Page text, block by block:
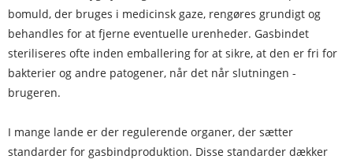
bomuld, der bruges i medicinsk gaze, rengøres grundigt og
behandles for at fjerne eventuelle urenheder. Gasbindet
steriliseres ofte inden emballering for at sikre, at den er fri for
bakterier og andre patogener, når det når slutningen -
brugeren.
I mange lande er der regulerende organer, der sætter
standarder for gasbindproduktion. Disse standarder dækker